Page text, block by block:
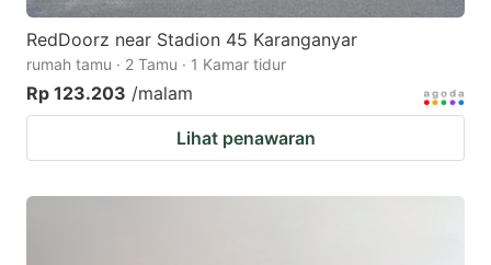
RedDoorz near Stadion 45 Karanganyar
rumah tamu · 2 Tamu · 1 Kamar tidur
Rp 123.203 /malam
Lihat penawaran